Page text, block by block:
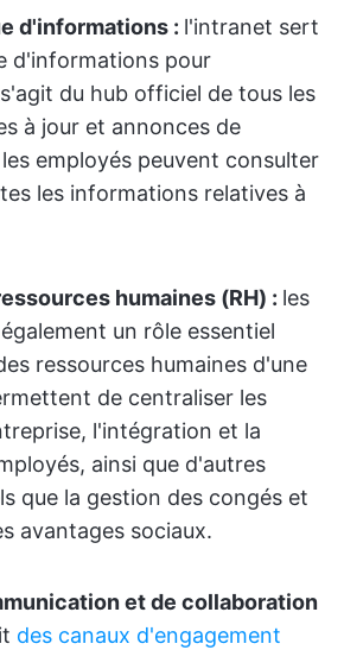
d'informations : l'intranet sert
d'informations pour
du hub officiel de tous les
à jour et annonces de
employés peuvent consulter
les informations relatives à
humaines (RH) : les
un rôle essentiel
ressources humaines d'une
de centraliser les
l'intégration et la
ainsi que d'autres
que la gestion des congés et
avantages sociaux.
et de collaboration
des canaux d'engagement